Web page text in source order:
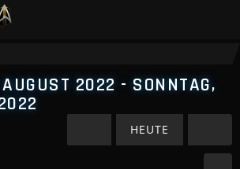
2022 - SONNTAG,
HEUTE